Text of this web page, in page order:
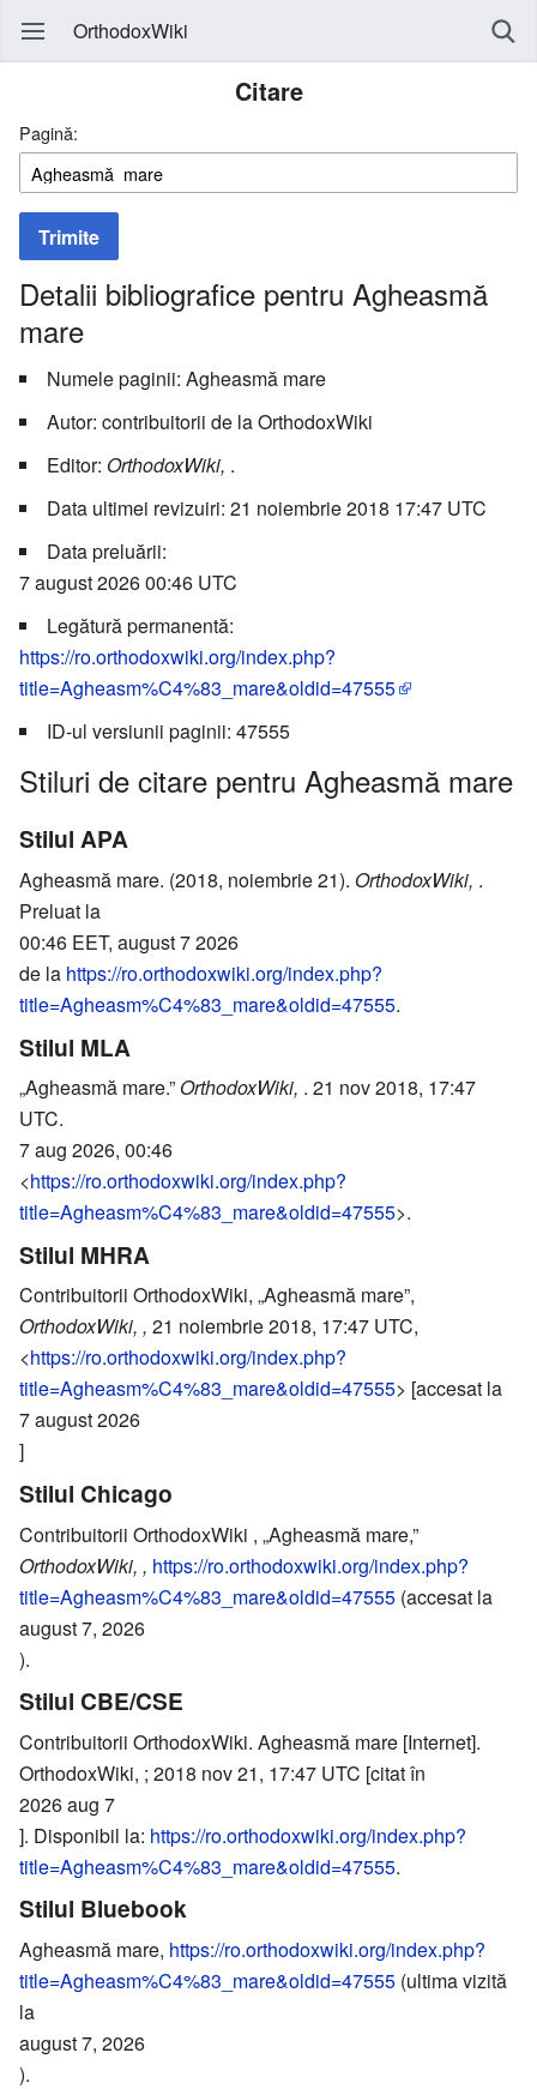
OrthodoxWiki
Citare
Pagină:
Trimite
Detalii bibliografice pentru Agheasmă
mare
Numele paginii: Agheasmă mare
Autor: contribuitorii de la OrthodoxWiki
Editor: OrthodoxWiki, .
Data ultimei revizuiri: 21 noiembrie 2018 17:47 UTC
Data preluării:
7 august 2026 00:46 UTC
Legătură permanentă:
https://ro.orthodoxwiki.org/index.php?
title=Agheasm%C4%83_mare&oldid=47555
ID-ul versiunii paginii: 47555
Stiluri de citare pentru Agheasmă mare
Stilul APA
Agheasmă mare. (2018, noiembrie 21). OrthodoxWiki, .
Preluat la
00:46 EET, august 7 2026
de la https://ro.orthodoxwiki.org/index.php?
title=Agheasm%C4%83_mare&oldid=47555.
Stilul MLA
„Agheasmă mare.” OrthodoxWiki, . 21 nov 2018, 17:47
UTC.
7 aug 2026, 00:46
<https://ro.orthodoxwiki.org/index.php?
title=Agheasm%C4%83_mare&oldid=47555>.
Stilul MHRA
Contribuitorii OrthodoxWiki, „Agheasmă mare”,
OrthodoxWiki, , 21 noiembrie 2018, 17:47 UTC,
<https://ro.orthodoxwiki.org/index.php?
title=Agheasm%C4%83_mare&oldid=47555> [accesat la
7 august 2026
]
Stilul Chicago
Contribuitorii OrthodoxWiki , „Agheasmă mare,”
OrthodoxWiki, , https://ro.orthodoxwiki.org/index.php?
title=Agheasm%C4%83_mare&oldid=47555 (accesat la
august 7, 2026
).
Stilul CBE/CSE
Contribuitorii OrthodoxWiki. Agheasmă mare [Internet].
OrthodoxWiki, ; 2018 nov 21, 17:47 UTC [citat în
2026 aug 7
]. Disponibil la: https://ro.orthodoxwiki.org/index.php?
title=Agheasm%C4%83_mare&oldid=47555.
Stilul Bluebook
Agheasmă mare, https://ro.orthodoxwiki.org/index.php?
title=Agheasm%C4%83_mare&oldid=47555 (ultima vizită
la
august 7, 2026
).